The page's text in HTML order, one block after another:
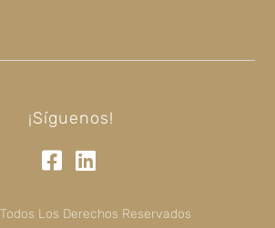
¡Síguenos!
Los Derechos Reservados